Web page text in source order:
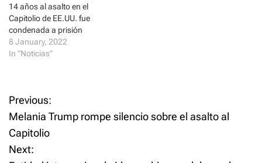
14 años al asalto en el
Capitolio de EE.UU. fue
condenada a prisión
8 January, 2022
In "Noticias"
P
o
s
Previous:
Melania Trump rompe silencio sobre el asalto al
Capitolio
Next: